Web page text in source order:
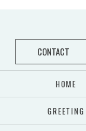
CONTACT
HOME
GREETING